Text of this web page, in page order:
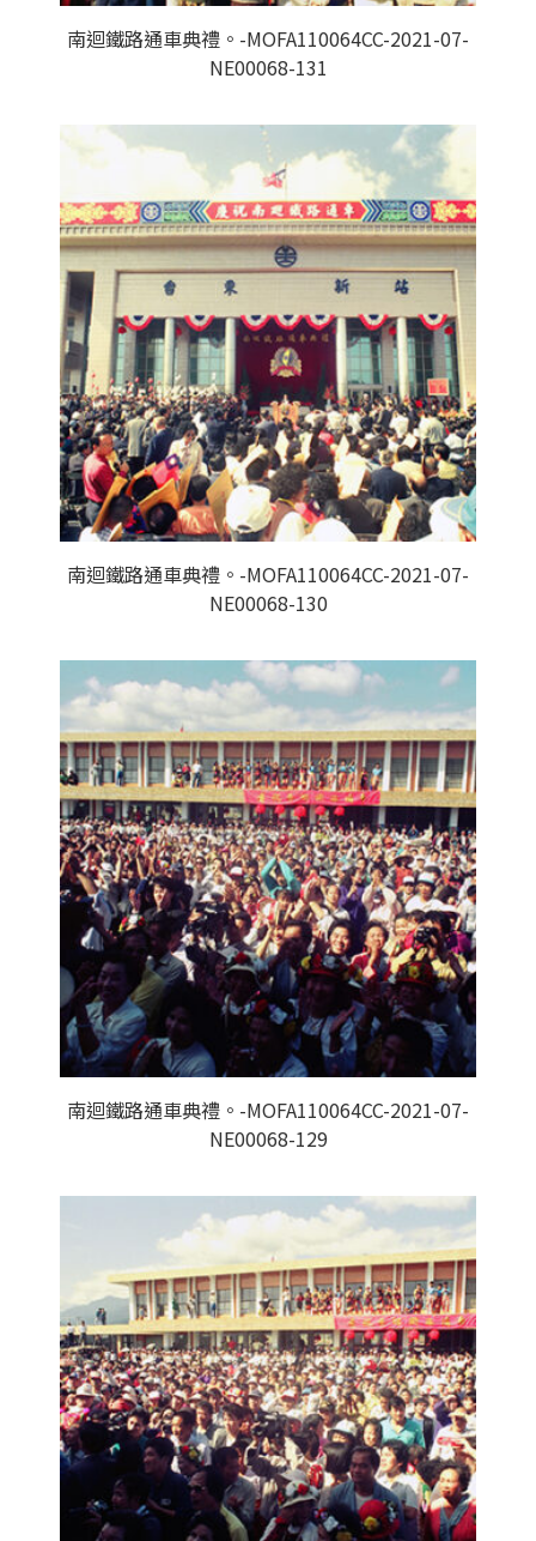
南迴鐵路通車典禮。-MOFA110064CC-2021-07-
NE00068-131
南迴鐵路通車典禮。-MOFA110064CC-2021-07-
NE00068-130
南迴鐵路通車典禮。-MOFA110064CC-2021-07-
NE00068-129